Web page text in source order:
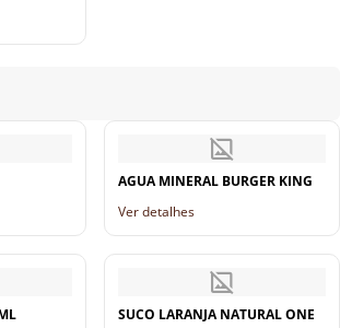
AGUA MINERAL BURGER KING
Ver detalhes
SUCO LARANJA NATURAL ONE